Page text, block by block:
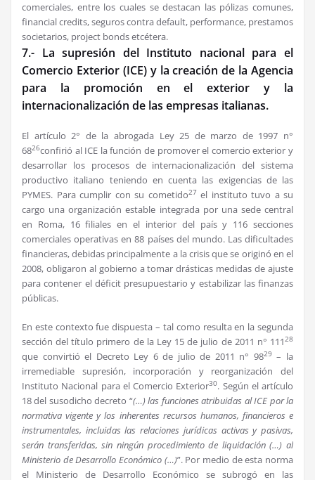
comerciales, entre los cuales se destacan las pólizas comunes,
financial credits, seguros contra default, performance, prestamos
societarios, project bonds etcétera.
7.- La supresión del Instituto nacional para el
Comercio Exterior (ICE) y la creación de la Agencia
para la promoción en el exterior y la
internacionalización de las empresas italianas.
El artículo 2° de la abrogada Ley 25 de marzo de 1997 n°
6826confirió al ICE la función de promover el comercio exterior y
desarrollar los procesos de internacionalización del sistema
productivo italiano teniendo en cuenta las exigencias de las
PYMES. Para cumplir con su cometido27el instituto tuvo a su
cargo una organización estable integrada por una sede central
en Roma, 16 filiales en el interior del país y 116 secciones
comerciales operativas en 88 países del mundo. Las dificultades
financieras, debidas principalmente a la crisis que se originó en el
2008, obligaron al gobierno a tomar drásticas medidas de ajuste
para contener el déficit presupuestario y estabilizar las finanzas
públicas.
En este contexto fue dispuesta – tal como resulta en la segunda
sección del título primero de la Ley 15 de julio de 2011 n° 11128
que convirtió el Decreto Ley 6 de julio de 2011 n° 9829 – la
irremediable supresión, incorporación y reorganización del
Instituto Nacional para el Comercio Exterior30. Según el artículo
18 del susodicho decreto “(…) las funciones atribuidas al ICE por la
normativa vigente y los inherentes recursos humanos, financieros e
instrumentales, incluidas las relaciones jurídicas activas y pasivas,
serán transferidas, sin ningún procedimiento de liquidación (…) al
Ministerio de Desarrollo Económico (…)”. Por medio de esta norma
el Ministerio de Desarrollo Económico se subrogó en las